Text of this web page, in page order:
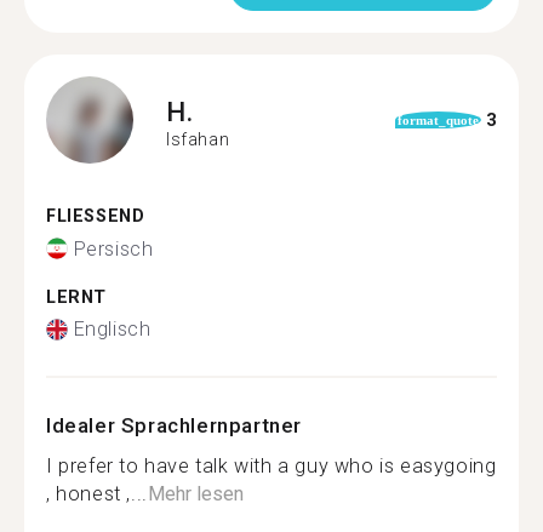
H.
Isfahan
format_quote 3
FLIESSEND
Persisch
LERNT
Englisch
Idealer Sprachlernpartner
I prefer to have talk with a guy who is easygoing
, honest ,...Mehr lesen